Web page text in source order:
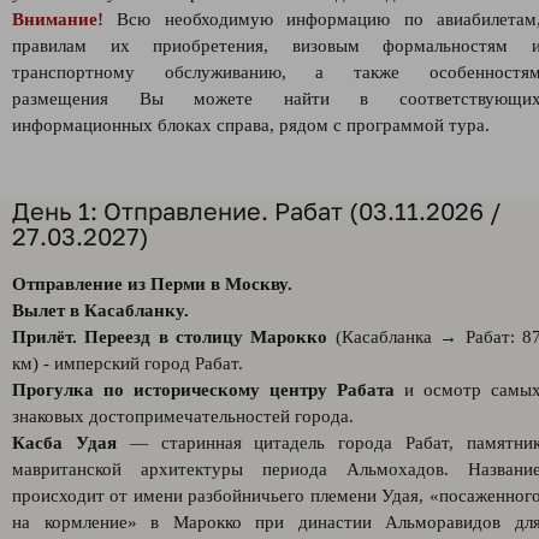
Внимание! Всю необходимую информацию по
правилам их приобретения, визовым формальностям
транспортному обслуживанию, а также
размещения Вы можете найти в
информационных блоках справа, рядом с программой тура.
День 1: Отправление. Рабат (03.11.2026 /
27.03.2027)
Отправление из Перми в Москву.
Вылет в Каcабланку.
Прилёт. Переезд в столицу Марокко (Касабланка → Рабат:
км) - имперский город Рабат.
Прогулка по историческому центру Рабата и осмотр
знаковых достопримечательностей города.
Касба Удая— старинная цитадель города Рабат,
мавританской архитектуры периода Альмохадов.
происходит от имени разбойничьего племени Удая,
на кормление» в Марокко при династии Альморавидов